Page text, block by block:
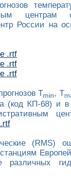
центрам
России на
.rtf
.rtf
.rtf
Tmin, T
(код КП-68) и в
(RMS)